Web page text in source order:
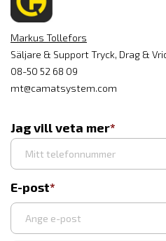
Markus Tollefors
Säljare & Support Tryck, Drag &
08-50 52 68 09
mt@camatsystem.com
Jag vill veta mer
E-post